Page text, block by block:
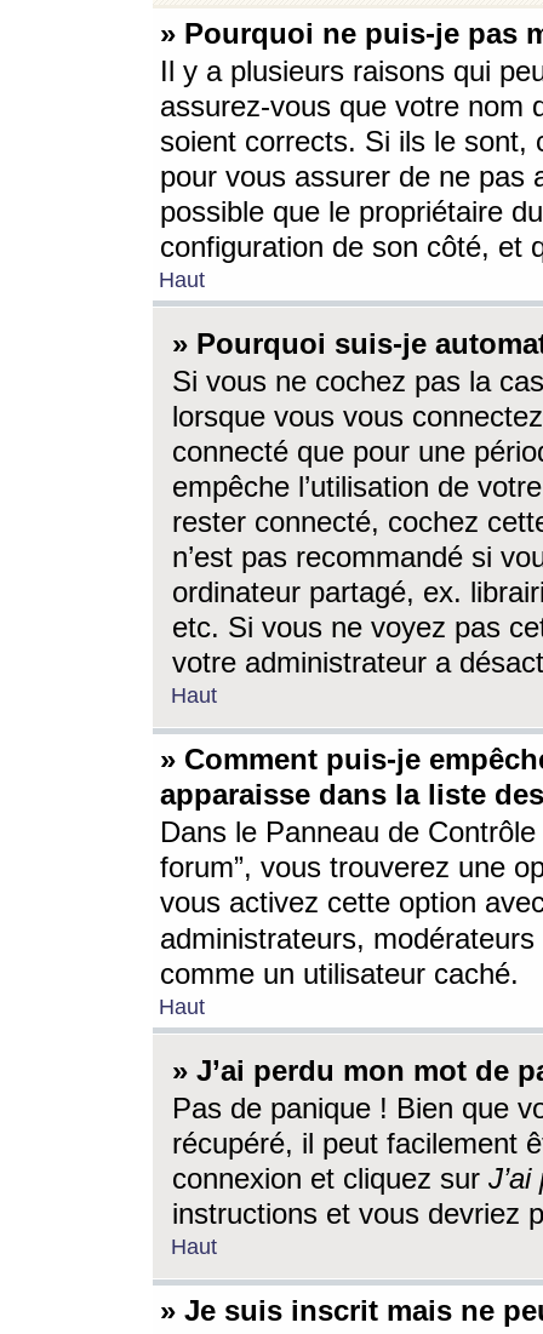
» Pourquoi ne puis-je pas
Il y a plusieurs raisons qui
assurez-vous que votre nom
soient corrects. Si ils le sont,
pour vous assurer de ne pas
possible que le propriétaire
configuration de son côté, et
Haut
» Pourquoi suis-je
Si vous ne cochez pas la
lorsque vous vous
connecté que pour une
empêche l’utilisation de
rester connecté, cochez
n’est pas recommandé si
ordinateur partagé, ex.
etc. Si vous ne voyez pas
votre administrateur a
Haut
» Comment puis-je
apparaisse dans la liste
Dans le Panneau de
forum”, vous trouverez une
vous activez cette option
administrateurs,
comme un utilisateur caché.
Haut
» J’ai perdu mon mot de
Pas de panique ! Bien que
récupéré, il peut facilement
connexion et cliquez sur
instructions et vous devriez
Haut
» Je suis inscrit mais ne